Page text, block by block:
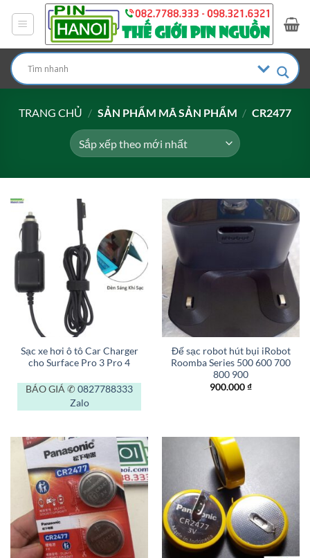
dung
TRANG CHỦ / SẢN PHẨM MÃ SẢN PHẨM / CR2477
Sạc xe hơi ô tô Car Charger
cho Surface Pro 3 Pro 4
BÁO GIÁ ✆ 0827788333
Zalo
Đế sạc robot hút bụi iRobot
Roomba Series 500 600 700
800 900
900.000₫